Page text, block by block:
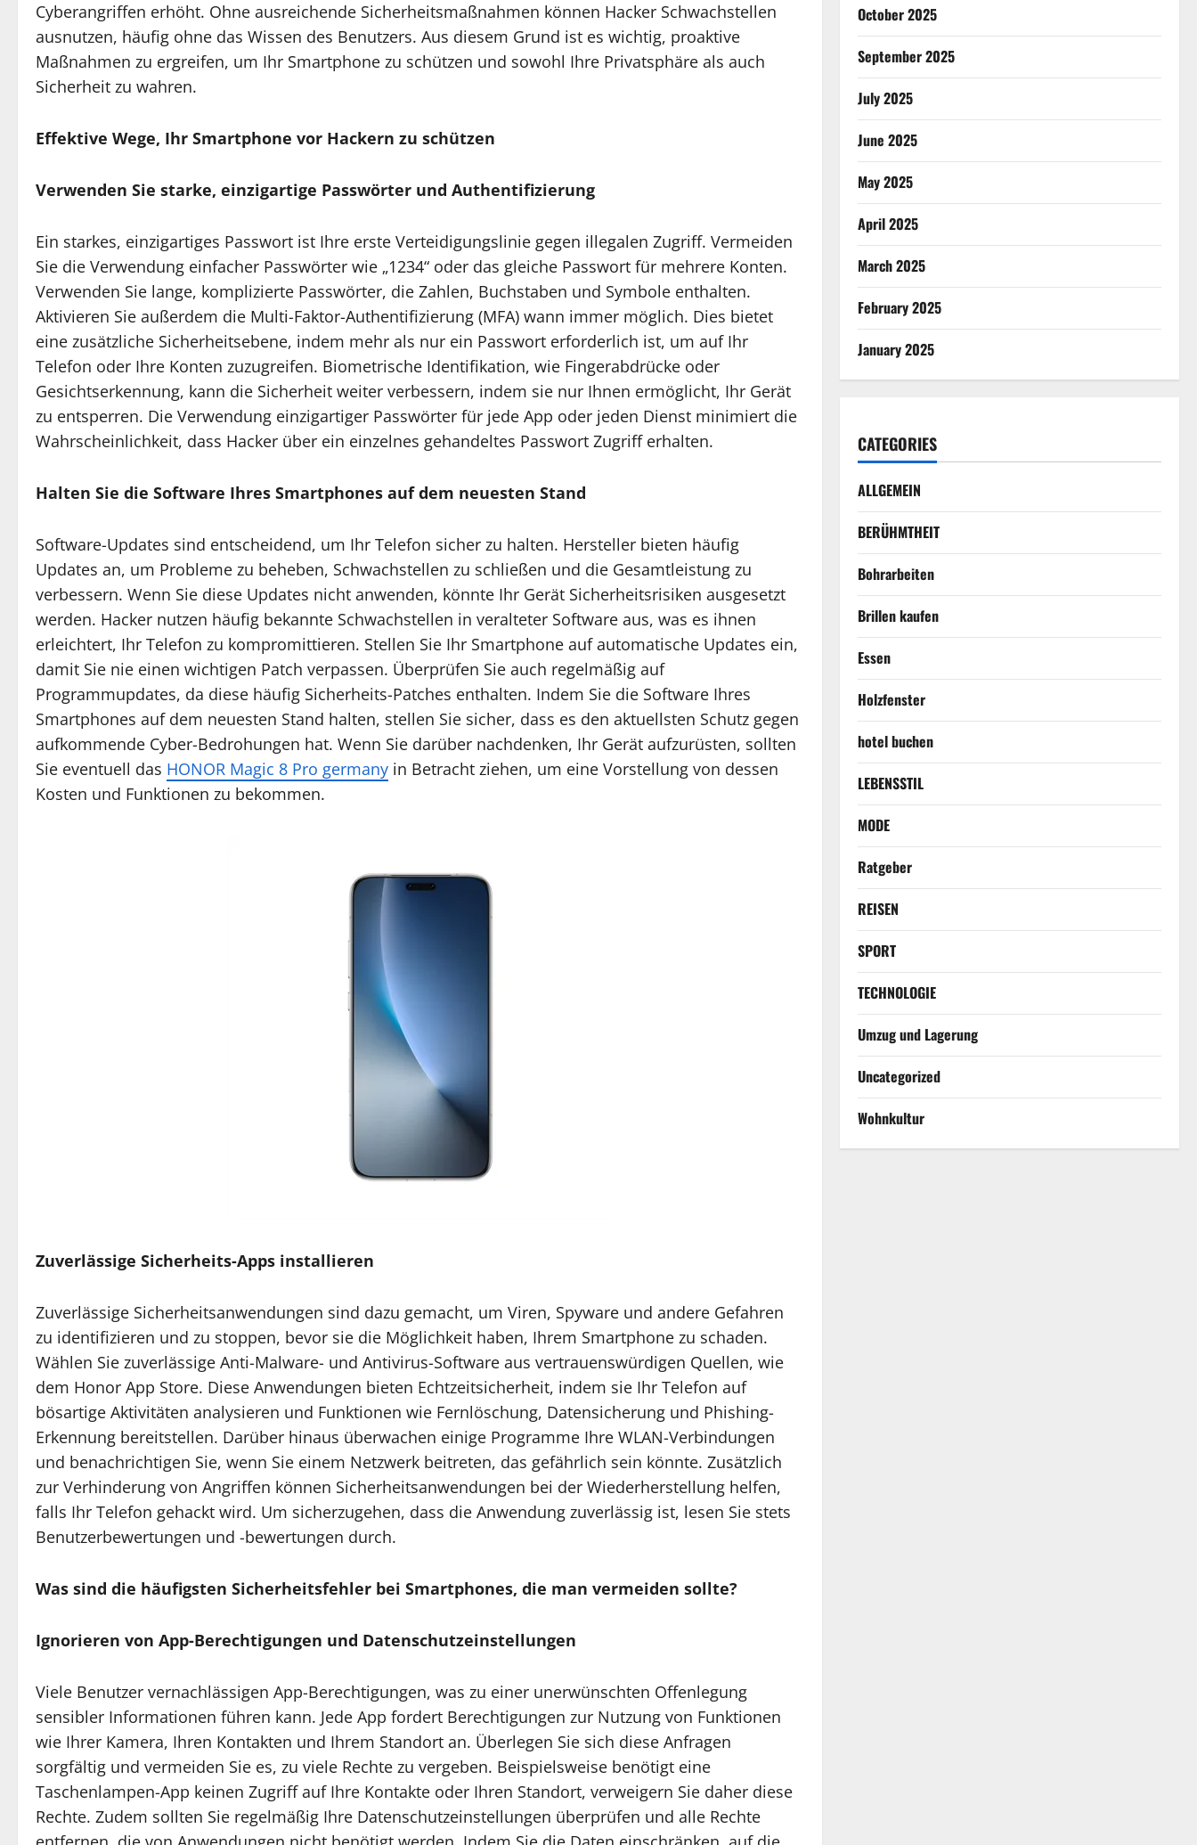
Cyberangriffen erhöht. Ohne ausreichende Sicherheitsmaßnahmen können Hacker Schwachstellen
ausnutzen, häufig ohne das Wissen des Benutzers. Aus diesem Grund ist es wichtig, proaktive
Maßnahmen zu ergreifen, um Ihr Smartphone zu schützen und sowohl Ihre Privatsphäre als auch
Sicherheit zu wahren.
Effektive Wege, Ihr Smartphone vor Hackern zu schützen
Verwenden Sie starke, einzigartige Passwörter und Authentifizierung
Ein starkes, einzigartiges Passwort ist Ihre erste Verteidigungslinie gegen illegalen Zugriff. Vermeiden
Sie die Verwendung einfacher Passwörter wie „1234“ oder das gleiche Passwort für mehrere Konten.
Verwenden Sie lange, komplizierte Passwörter, die Zahlen, Buchstaben und Symbole enthalten.
Aktivieren Sie außerdem die Multi-Faktor-Authentifizierung (MFA) wann immer möglich. Dies bietet
eine zusätzliche Sicherheitsebene, indem mehr als nur ein Passwort erforderlich ist, um auf Ihr
Telefon oder Ihre Konten zuzugreifen. Biometrische Identifikation, wie Fingerabdrücke oder
Gesichtserkennung, kann die Sicherheit weiter verbessern, indem sie nur Ihnen ermöglicht, Ihr Gerät
zu entsperren. Die Verwendung einzigartiger Passwörter für jede App oder jeden Dienst minimiert die
Wahrscheinlichkeit, dass Hacker über ein einzelnes gehandeltes Passwort Zugriff erhalten.
Halten Sie die Software Ihres Smartphones auf dem neuesten Stand
Software-Updates sind entscheidend, um Ihr Telefon sicher zu halten. Hersteller bieten häufig
Updates an, um Probleme zu beheben, Schwachstellen zu schließen und die Gesamtleistung zu
verbessern. Wenn Sie diese Updates nicht anwenden, könnte Ihr Gerät Sicherheitsrisiken ausgesetzt
werden. Hacker nutzen häufig bekannte Schwachstellen in veralteter Software aus, was es ihnen
erleichtert, Ihr Telefon zu kompromittieren. Stellen Sie Ihr Smartphone auf automatische Updates ein,
damit Sie nie einen wichtigen Patch verpassen. Überprüfen Sie auch regelmäßig auf
Programmupdates, da diese häufig Sicherheits-Patches enthalten. Indem Sie die Software Ihres
Smartphones auf dem neuesten Stand halten, stellen Sie sicher, dass es den aktuellsten Schutz gegen
aufkommende Cyber-Bedrohungen hat. Wenn Sie darüber nachdenken, Ihr Gerät aufzurüsten, sollten
Sie eventuell das HONOR Magic 8 Pro germany in Betracht ziehen, um eine Vorstellung von dessen
Kosten und Funktionen zu bekommen.
Zuverlässige Sicherheits-Apps installieren
Zuverlässige Sicherheitsanwendungen sind dazu gemacht, um Viren, Spyware und andere Gefahren
zu identifizieren und zu stoppen, bevor sie die Möglichkeit haben, Ihrem Smartphone zu schaden.
Wählen Sie zuverlässige Anti-Malware- und Antivirus-Software aus vertrauenswürdigen Quellen, wie
dem Honor App Store. Diese Anwendungen bieten Echtzeitsicherheit, indem sie Ihr Telefon auf
bösartige Aktivitäten analysieren und Funktionen wie Fernlöschung, Datensicherung und Phishing-
Erkennung bereitstellen. Darüber hinaus überwachen einige Programme Ihre WLAN-Verbindungen
und benachrichtigen Sie, wenn Sie einem Netzwerk beitreten, das gefährlich sein könnte. Zusätzlich
zur Verhinderung von Angriffen können Sicherheitsanwendungen bei der Wiederherstellung helfen,
falls Ihr Telefon gehackt wird. Um sicherzugehen, dass die Anwendung zuverlässig ist, lesen Sie stets
Benutzerbewertungen und -bewertungen durch.
Was sind die häufigsten Sicherheitsfehler bei Smartphones, die man vermeiden sollte?
Ignorieren von App-Berechtigungen und Datenschutzeinstellungen
Viele Benutzer vernachlässigen App-Berechtigungen, was zu einer unerwünschten Offenlegung
sensibler Informationen führen kann. Jede App fordert Berechtigungen zur Nutzung von Funktionen
wie Ihrer Kamera, Ihren Kontakten und Ihrem Standort an. Überlegen Sie sich diese Anfragen
sorgfältig und vermeiden Sie es, zu viele Rechte zu vergeben. Beispielsweise benötigt eine
Taschenlampen-App keinen Zugriff auf Ihre Kontakte oder Ihren Standort, verweigern Sie daher diese
Rechte. Zudem sollten Sie regelmäßig Ihre Datenschutzeinstellungen überprüfen und alle Rechte
October 2025
September 2025
July 2025
June 2025
May 2025
April 2025
March 2025
February 2025
January 2025
CATEGORIES
ALLGEMEIN
BERÜHMTHEIT
Bohrarbeiten
Brillen kaufen
Essen
Holzfenster
hotel buchen
LEBENSSTIL
MODE
Ratgeber
REISEN
SPORT
TECHNOLOGIE
Umzug und Lagerung
Uncategorized
Wohnkultur